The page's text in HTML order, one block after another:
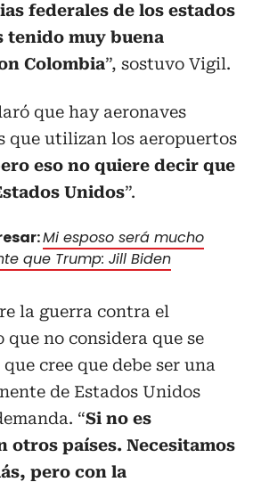
federales de los estados
tenido muy buena
Colombia”, sostuvo Vigil.
que hay aeronaves
que utilizan los aeropuertos
eso no quiere decir que
Unidos”.
Mi esposo será mucho
que Trump: Jill Biden
la guerra contra el
no considera que se
cree que debe ser una
de Estados Unidos
“Si no es
otros países. Necesitamos
pero con la